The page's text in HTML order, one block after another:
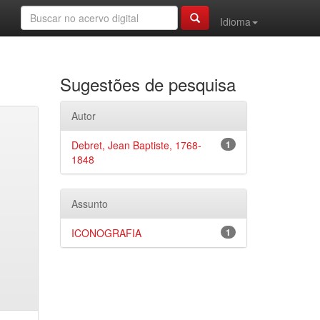
Idioma
Sugestões de pesquisa
Autor
1
Debret, Jean Baptiste, 1768-
1848
Assunto
1
ICONOGRAFIA